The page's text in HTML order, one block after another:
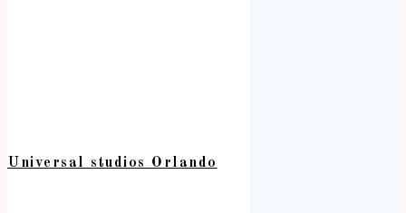
Universal studios Orlando